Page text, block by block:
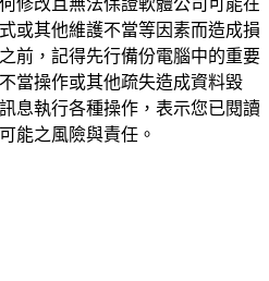
修改且無法保證軟體公司可能在
或其他維護不當等因素而造成損
前，記得先行備份電腦中的重要
當操作或其他疏失造成資料毀
息執行各種操作，表示您已閱讀
能之風險與責任。